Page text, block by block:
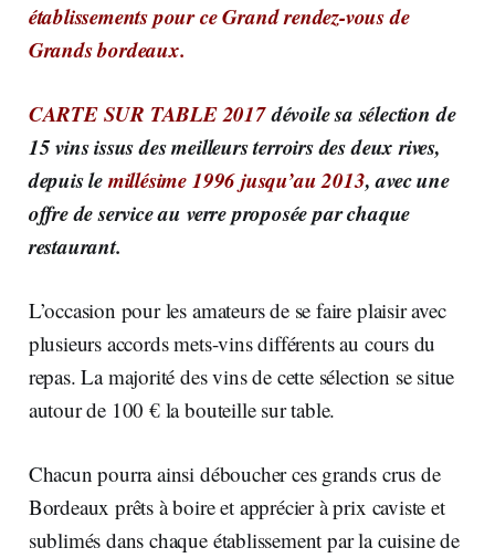
établissements pour ce Grand rendez-vous de
Grands bordeaux.
CARTE SUR TABLE 2017dévoile sa sélection de
15 vins issus des meilleurs terroirs des deux rives,
depuis lemillésime 1996 jusqu’au 2013, avec une
offre de service au verre proposée par chaque
restaurant.
L’occasion pour les amateurs de se faire plaisir avec
plusieurs accords mets-vins différents au cours du
repas. La majorité des vins de cette sélection se situe
autour de 100 € la bouteille sur table.
Chacun pourra ainsi déboucher ces grands crus de
Bordeaux prêts à boire et apprécier à prix caviste et
sublimés dans chaque établissement par la cuisine de